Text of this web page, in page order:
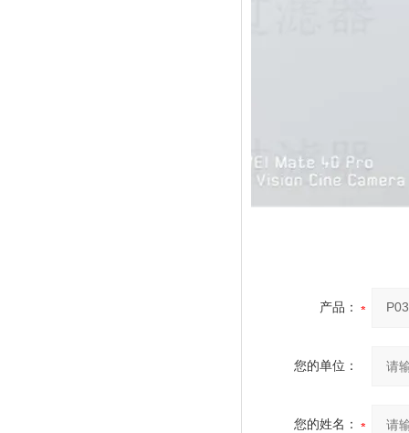
产品：
您的单位：
您的姓名：